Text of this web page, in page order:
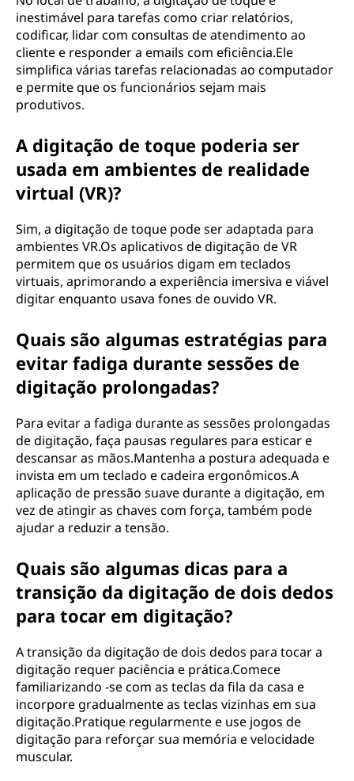
inestimável para tarefas como criar relatórios,
codificar, lidar com consultas de atendimento ao
cliente e responder a emails com eficiência.Ele
simplifica várias tarefas relacionadas ao computador
e permite que os funcionários sejam mais
produtivos.
A digitação de toque poderia ser
usada em ambientes de realidade
virtual (VR)?
Sim, a digitação de toque pode ser adaptada para
ambientes VR.Os aplicativos de digitação de VR
permitem que os usuários digam em teclados
virtuais, aprimorando a experiência imersiva e viável
digitar enquanto usava fones de ouvido VR.
Quais são algumas estratégias para
evitar fadiga durante sessões de
digitação prolongadas?
Para evitar a fadiga durante as sessões prolongadas
de digitação, faça pausas regulares para esticar e
descansar as mãos.Mantenha a postura adequada e
invista em um teclado e cadeira ergonômicos.A
aplicação de pressão suave durante a digitação, em
vez de atingir as chaves com força, também pode
ajudar a reduzir a tensão.
Quais são algumas dicas para a
transição da digitação de dois dedos
para tocar em digitação?
A transição da digitação de dois dedos para tocar a
digitação requer paciência e prática.Comece
familiarizando -se com as teclas da fila da casa e
incorpore gradualmente as teclas vizinhas em sua
digitação.Pratique regularmente e use jogos de
digitação para reforçar sua memória e velocidade
muscular.